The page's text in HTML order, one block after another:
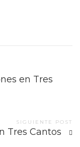
en Tres
SIGUIENTE POST
Tres Cantos